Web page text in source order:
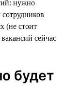
нужно
(не стоит
сейчас
будет